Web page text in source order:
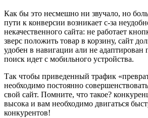
Как бы это несмешно ни звучало, но
пути к конверсии возникает с-за
некачественного сайта: не работает
зверс положить товар в корзину, сайт
удобен в навигации али не адаптирован
поиск идет с мобильного устройства.
Так чтобы приведенный трафик
необходимо постоянно
свой сайт. Помните, что такое?
высока и вам необходимо двигаться
конкурентов!